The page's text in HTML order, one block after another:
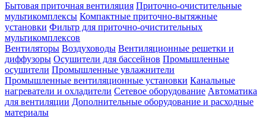
Бытовая приточная вентиляция Приточно-очистительные
мультикомплексы Компактные приточно-вытяжные
установки Фильтр для приточно-очистительных
мультикомплексов
Вентиляторы Воздуховоды Вентиляционные решетки и
диффузоры Осушители для бассейнов Промышленные
осушители Промышленные увлажнители
Промышленные вентиляционные установки Канальные
нагреватели и охладители Сетевое оборудование Автоматика
для вентиляции Дополнительные оборудование и расходные
материалы